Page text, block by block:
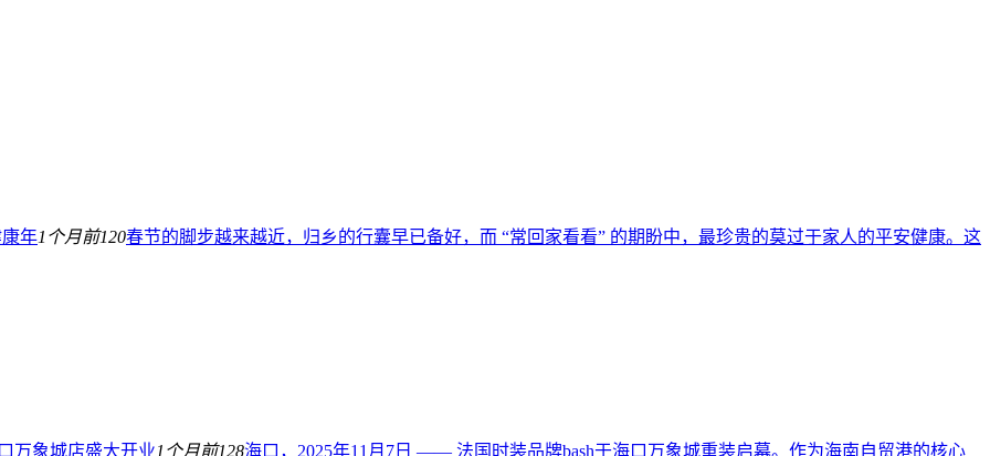
年1个月前120春节的脚步越来越近，归乡的行囊早已备好，而 “常回家看看” 的期盼中，最珍贵的莫过于家人的平安健康。这
万象城店盛大开业1个月前128海口，2025年11月7日 —— 法国时装品牌bash于海口万象城重装启幕。作为海南自贸港的核心